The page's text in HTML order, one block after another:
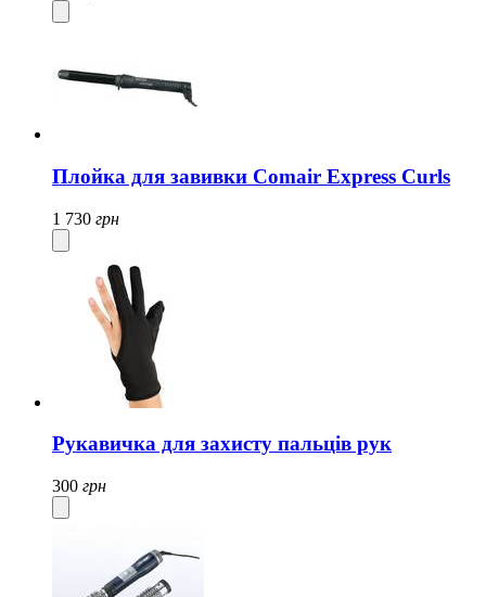
Плойка для завивки Comair Express Curls
1 730 грн
Рукавичка для захисту пальців рук
300 грн